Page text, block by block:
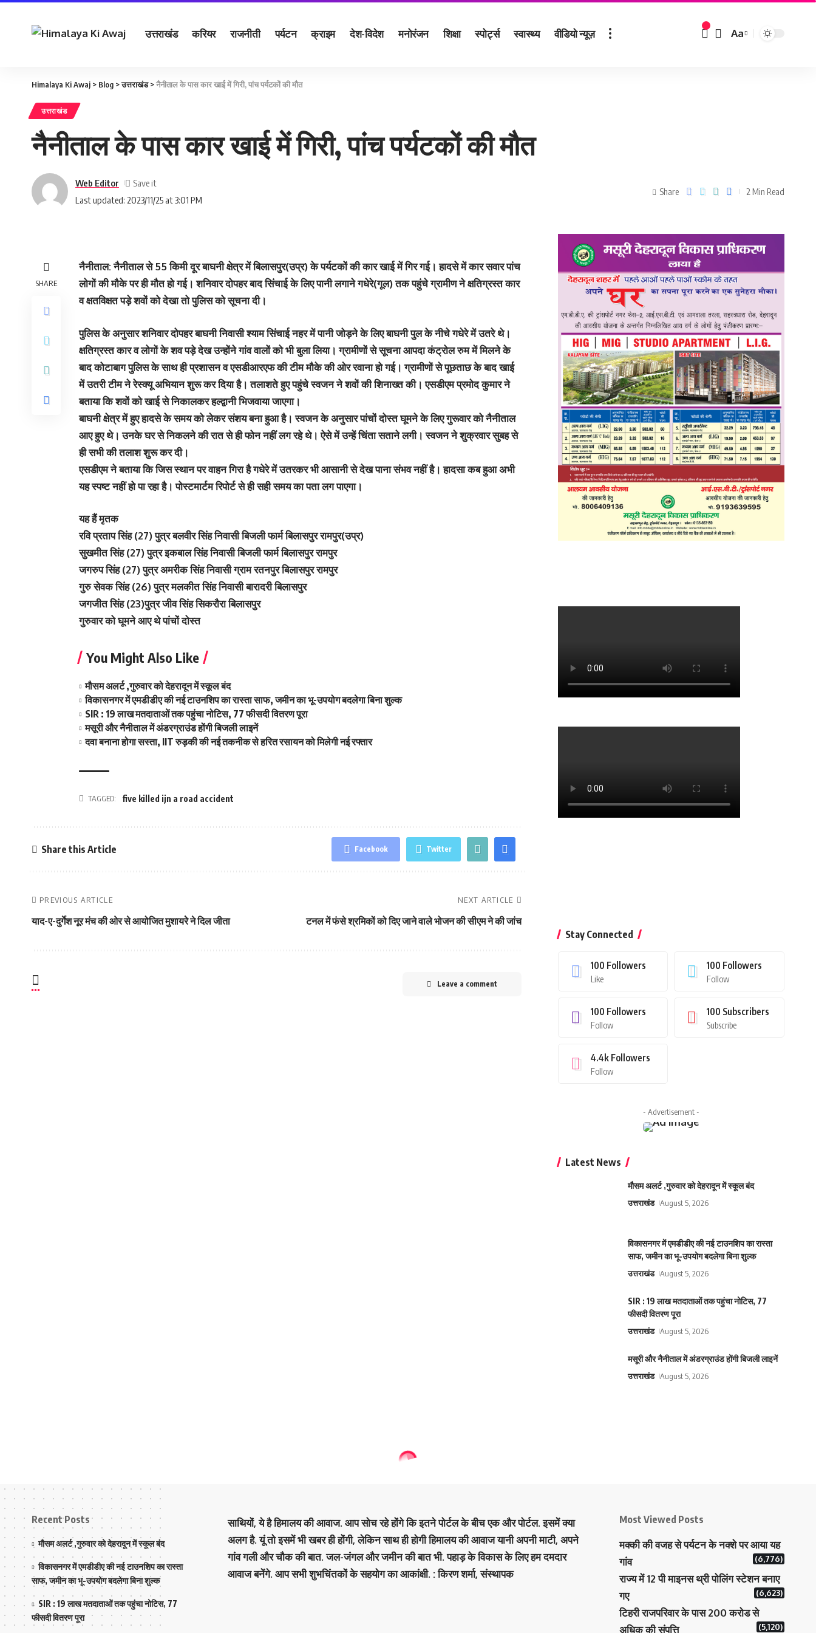
उत्तराखंड करियर राजनीती पर्यटन क्राइम देश-विदेश मनोरंजन शिक्षा स्पोर्ट्स स्वास्थ्य वीडियो न्यूज़ Aa
Himalaya Ki Awaj > Blog >उत्तराखंड>नैनीताल के पास कार खाई में गिरी, पांच पर्यटकों की मौत
उत्तराखंड
नैनीताल के पास कार खाई में गिरी, पांच पर्यटकों की मौत
Last updated: 2023/11/25 at 3:01 PM
Web Editor
Share 2 Min Read
SHARE
नैनीताल: नैनीताल से 55 किमी दूर बाघनी क्षेत्र में बिलासपुर(उप्र) के पर्यटकों की कार खाई में गिर गई। हादसे में कार सवार पांच
लोगों की मौके पर ही मौत हो गई। शनिवार दोपहर बाद सिंचाई के लिए पानी लगाने गधेरे(गूल) तक पहुंचे ग्रामीण ने क्षतिग्रस्त कार
व क्षतविक्षत पड़े शवों को देखा तो पुलिस को सूचना दी।
पुलिस के अनुसार शनिवार दोपहर बाघनी निवासी श्याम सिंचाई नहर में पानी जोड़ने के लिए बाघनी पुल के नीचे गधेरे में उतरे थे।
क्षतिग्रस्त कार व लोगों के शव पड़े देख उन्होंने गांव वालों को भी बुला लिया। ग्रामीणों से सूचना आपदा कंट्रोल रुम में मिलने के
बाद कोटाबाग पुलिस के साथ ही प्रशासन व एसडीआरएफ की टीम मौके की ओर रवाना हो गई। ग्रामीणों से पूछताछ के बाद खाई
में उतरी टीम ने रेस्क्यू अभियान शुरू कर दिया है। तलाशते हुए पहुंचे स्वजन ने शवों की शिनाख्त की। एसडीएम प्रमाेद कुमार ने
बताया कि शवों को खाई से निकालकर हल्द्वानी भिजवाया जाएगा।
बाघनी क्षेत्र में हुए हादसे के समय को लेकर संशय बना हुआ है। स्वजन के अनुसार पांचों दोस्त घूमने के लिए गुरूवार को नैनीताल
आए हुए थे। उनके घर से निकलने की रात से ही फोन नहीं लग रहे थे। ऐसे में उन्हें चिंता सताने लगी। स्वजन ने शुक्रवार सुबह से
ही सभी की तलाश शुरू कर दी।
एसडीएम ने बताया कि जिस स्थान पर वाहन गिरा है गधेरे में उतरकर भी आसानी से देख पाना संभव नहीं है। हादसा कब हुआ अभी
यह स्पष्ट नहीं हो पा रहा है। पोस्टमार्टम रिपोर्ट से ही सही समय का पता लग पाएगा।
यह हैं मृतक
रवि प्रताप सिंह (27) पुत्र बलवीर सिंह निवासी बिजली फार्म बिलासपुर रामपुर(उप्र)
सुखमीत सिंह (27) पुत्र इकबाल सिंह निवासी बिजली फार्म बिलासपुर रामपुर
जगरुप सिंह (27) पुत्र अमरीक सिंह निवासी ग्राम रतनपुर बिलासपुर रामपुर
गुरु सेवक सिंह (26) पुत्र मलकीत सिंह निवासी बारादरी बिलासपुर
जगजीत सिंह (23)पुत्र जीव सिंह सिकरौरा बिलासपुर
गुरुवार को घूमने आए थे पांचों दोस्त
You Might Also Like
मौसम अलर्ट ,गुरुवार को देहरादून में स्कूल बंद
विकासनगर में एमडीडीए की नई टाउनशिप का रास्ता साफ, जमीन का भू-उपयोग बदलेगा बिना शुल्क
SIR : 19 लाख मतदाताओं तक पहुंचा नोटिस, 77 फीसदी वितरण पूरा
मसूरी और नैनीताल में अंडरग्राउंड होंगी बिजली लाइनें
दवा बनाना होगा सस्ता, IIT रुड़की की नई तकनीक से हरित रसायन को मिलेगी नई रफ्तार
TAGGED: five killed ijn a road accident
Share this Article Facebook Twitter
PREVIOUS ARTICLE
याद-ए-दुर्गेश नूर मंच की ओर से आयोजित मुशायरेे ने दिल जीता
NEXT ARTICLE
टनल में फंसे श्रमिकों को दिए जाने वाले भोजन की सीएम ने की जांच
Leave a comment
Stay Connected
100 Followers
Like
100 Followers
Follow
100 Followers
Follow
100 Subscribers
Subscribe
4.4k Followers
Follow
- Advertisement -
Latest News
मौसम अलर्ट ,गुरुवार को देहरादून में स्कूल बंद
उत्तराखंड August 5, 2026
विकासनगर में एमडीडीए की नई टाउनशिप का रास्ता
साफ, जमीन का भू-उपयोग बदलेगा बिना शुल्क
उत्तराखंड August 5, 2026
SIR : 19 लाख मतदाताओं तक पहुंचा नोटिस, 77
फीसदी वितरण पूरा
उत्तराखंड August 5, 2026
मसूरी और नैनीताल में अंडरग्राउंड होंगी बिजली लाइनें
उत्तराखंड August 5, 2026
Recent Posts
मौसम अलर्ट ,गुरुवार को देहरादून में स्कूल बंद
विकासनगर में एमडीडीए की नई टाउनशिप का रास्ता
साफ, जमीन का भू-उपयोग बदलेगा बिना शुल्क
SIR : 19 लाख मतदाताओं तक पहुंचा नोटिस, 77
फीसदी वितरण पूरा
साथियों, ये है हिमालय की आवाज. आप सोच रहे होंगे कि इतने पोर्टल के बीच एक और पोर्टल. इसमें क्या
अलग है. यूं तो इसमें भी खबर ही होंगी, लेकिन साथ ही होगी हिमालय की आवाज यानी अपनी माटी, अपने
गांव गली और चौक की बात. जल-जंगल और जमीन की बात भी. पहाड़ के विकास के लिए हम दमदार
आवाज बनेंगे. आप सभी शुभचिंतकों के सहयोग का आकांक्षी. : किरण शर्मा, संस्‍थापक
Most Viewed Posts
मक्‍की की वजह से पर्यटन के नक्‍शे पर आया यह
गांव
(6,776)
राज्य में 12 पी माइनस थ्री पोलिंग स्टेशन बनाए
गए
(6,623)
टिहरी राजपरिवार के पास 200 करोड से
अधिक की संपत्ति
(5,120)